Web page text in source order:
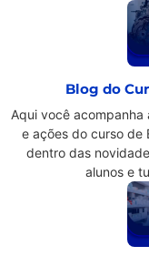
Blog do
Aqui você
e ações do curso de
dentro das
alunos e